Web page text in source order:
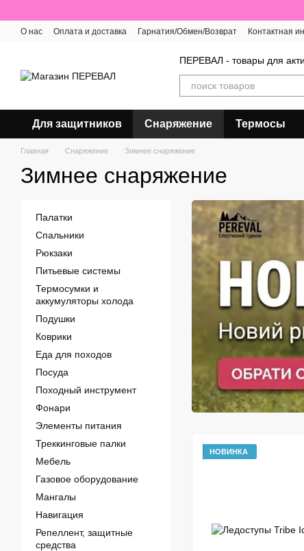
О нас Оплата и доставка Гарнатия/Обмен/Возврат Контактная
ПЕРЕВАЛ - товары для
Для защитников Снаряжение Термосы
Главная Снаряжение Зимнее снаряжение
Зимнее снаряжение
НОВИНКА
Палатки
Спальники
Рюкзаки
Питьевые системы
Термосумки и
аккумуляторы холода
Подушки
Коврики
Еда для походов
Посуда
Походный инструмент
Фонари
Элементы питания
Треккинговые палки
Мебель
Газовое оборудование
Мангалы
Навигация
Репеллент, защитные
средства